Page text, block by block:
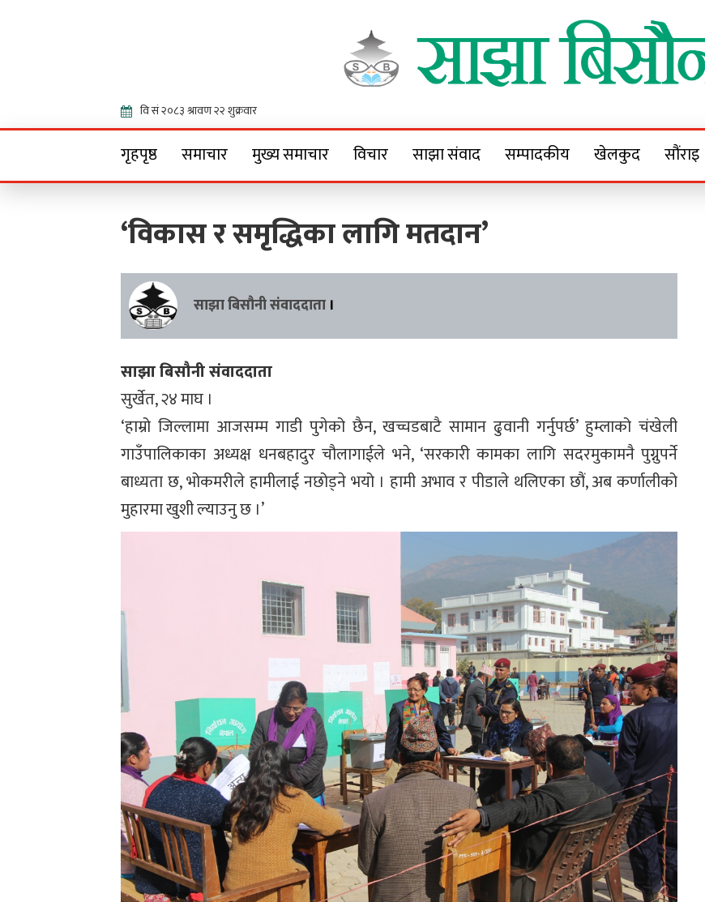
Sajha Bisaunee
गृहपृष्ठ समाचार मुख्य समाचार विचार साझा संवाद सम्पादकीय खेलकुद सौंराइ
‘विकास र समृद्धिका लागि मतदान’
साझा बिसौनी संवाददाता ।
साझा बिसौनी संवाददाता
सुर्खेत, २४ माघ ।
‘हाम्रो जिल्लामा आजसम्म गाडी पुगेको छैन, खच्चडबाटै सामान ढुवानी गर्नुपर्छ’ हुम्लाको चंखेली
गाउँपालिकाका अध्यक्ष धनबहादुर चौलागाईले भने, ‘सरकारी कामका लागि सदरमुकामनै पुग्नुपर्ने
बाध्यता छ, भोकमरीले हामीलाई नछोड्ने भयो । हामी अभाव र पीडाले थलिएका छौं, अब कर्णालीको
मुहारमा खुशी ल्याउनु छ ।’